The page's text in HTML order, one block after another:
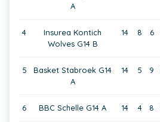
A
4
Insurea Kontich
Wolves G14 B
14 8 6
5
Basket Stabroek G14
A
14 5 9
6 BBC Schelle G14 A 14 4 8